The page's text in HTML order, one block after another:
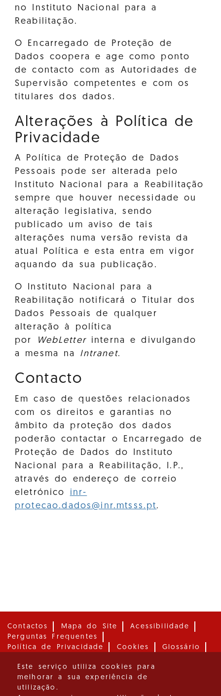
no Instituto Nacional para a
Reabilitação.
O Encarregado de Proteção de
Dados coopera e age como ponto
de contacto com as Autoridades de
Supervisão competentes e com os
titulares dos dados.
Alterações à Política de
Privacidade
A Política de Proteção de Dados
Pessoais pode ser alterada pelo
Instituto Nacional para a Reabilitação
sempre que houver necessidade ou
alteração legislativa, sendo
publicado um aviso de tais
alterações numa versão revista da
atual Política e esta entra em vigor
aquando da sua publicação.
O Instituto Nacional para a
Reabilitação notificará o Titular dos
Dados Pessoais de qualquer
alteração à política
por
WebLetter interna e divulgando
a mesma na Intranet.
Contacto
Em caso de questões relacionados
com os direitos e garantias no
âmbito da proteção dos dados
poderão contactar o Encarregado de
Proteção de Dados do Instituto
Nacional para a Reabilitação, I.P.,
através do endereço de correio
eletrónico inr-
protecao.dados@inr.mtsss.pt.
Contactos Mapa do Site
Acessibilidade
Perguntas Frequentes
Política de Privacidade
Cookies
Glossário
Instituto para os Direitos das Pessoas com
Deficiência, I. P.
Este serviço utiliza cookies para
melhorar a sua experiência de
utilização.